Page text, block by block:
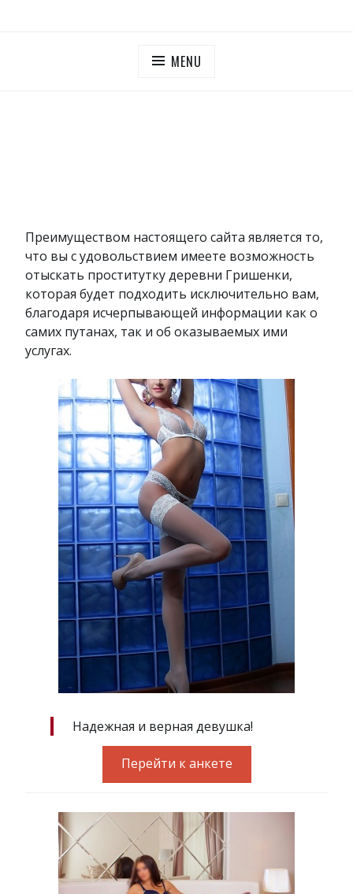
MENU
Преимуществом настоящего сайта является то,
что вы с удовольствием имеете возможность
отыскать проститутку деревни Гришенки,
которая будет подходить исключительно вам,
благодаря исчерпывающей информации как о
самих путанах, так и об оказываемых ими
услугах.
Надежная и верная девушка!
Перейти к анкете